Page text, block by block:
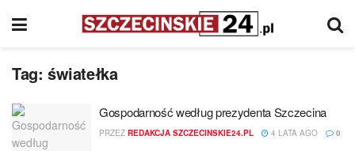
Tag: światełka
Gospodarność według prezydenta Szczecina
PRZEZ REDAKCJA SZCZECINSKIE24.PL 4 LATA AGO 0